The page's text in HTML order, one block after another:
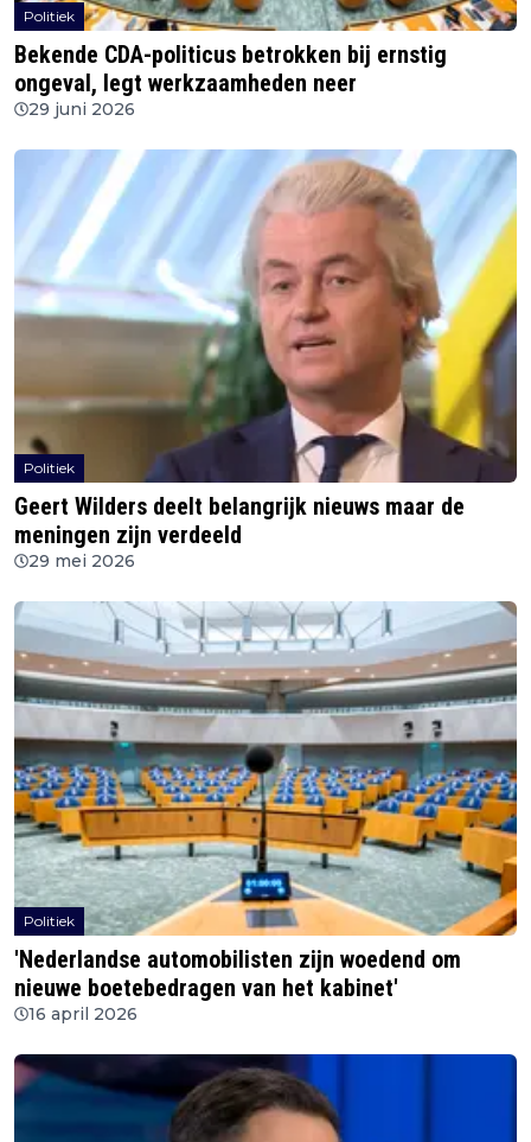
Politiek
Bekende CDA-politicus betrokken bij ernstig
ongeval, legt werkzaamheden neer
29 juni 2026
Politiek
Geert Wilders deelt belangrijk nieuws maar de
meningen zijn verdeeld
29 mei 2026
Politiek
'Nederlandse automobilisten zijn woedend om
nieuwe boetebedragen van het kabinet'
16 april 2026